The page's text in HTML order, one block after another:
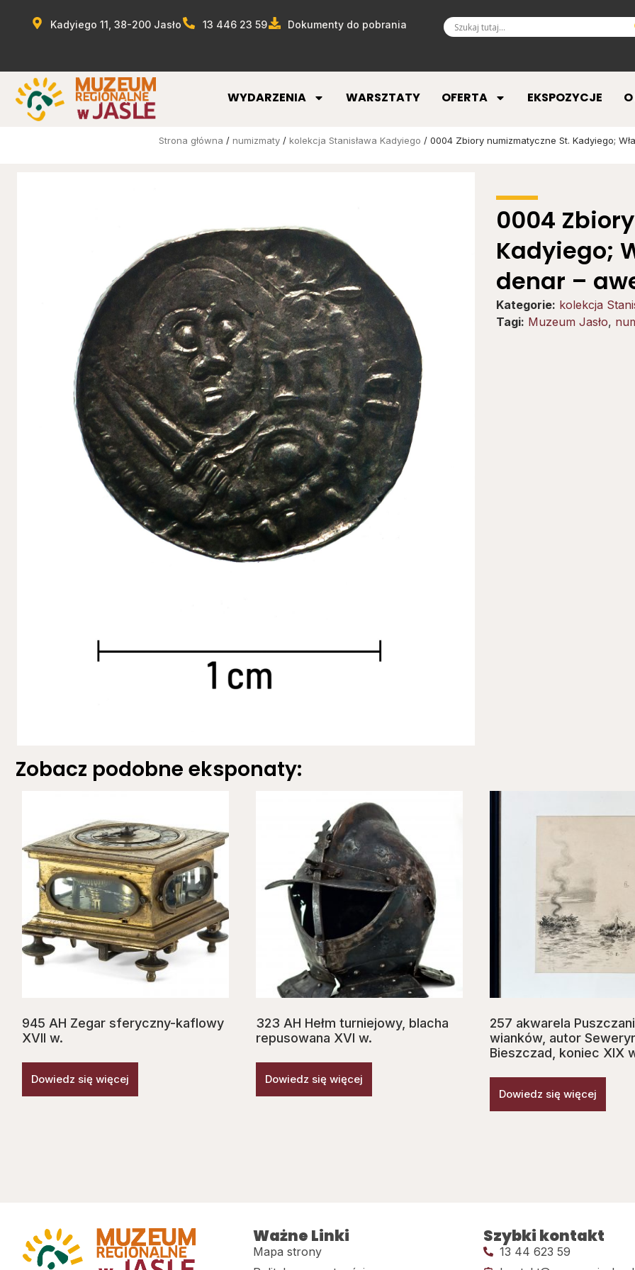
Kadyiego 11, 38-200 Jasło 13 446 23 59 Dokumenty do pobrania
WYDARZENIA WARSZTATY OFERTA EKSPOZYCJE
Strona główna / numizmaty / kolekcja Stanisława Kadyiego / 0004 Zbiory numizmatyczne St. Kadyiego;
0004
Kadyiego;
denar –
Kategorie: kolekcja
Tagi: Muzeum Jasło,
Zobacz podobne eksponaty:
945 AH Zegar sferyczny-kaflowy
XVII w.
Dowiedz się więcej
323 AH Hełm turniejowy, blacha
repusowana XVI w.
Dowiedz się więcej
257 akwarela
wianków, autor
Bieszczad, koniec XIX
Dowiedz się więcej
Ważne Linki
Mapa strony
Szybki kontakt
13 44 623 59